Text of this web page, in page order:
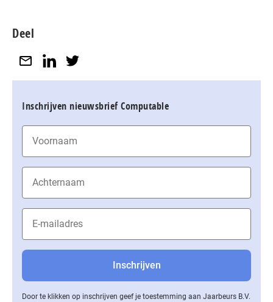
Deel
Inschrijven nieuwsbrief Computable
Door te klikken op inschrijven geef je toestemming aan Jaarbeurs B.V.